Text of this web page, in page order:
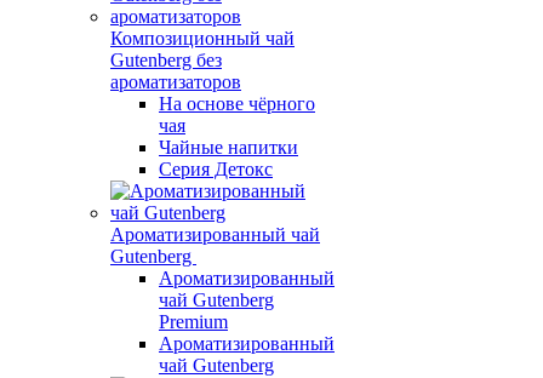
Композиционный чай
Gutenberg без
ароматизаторов
На основе чёрного
чая
Чайные напитки
Серия Детокс
Ароматизированный чай
Gutenberg
Ароматизированный
чай Gutenberg
Premium
Ароматизированный
чай Gutenberg